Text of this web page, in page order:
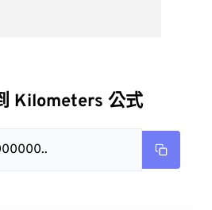
Kilometers 公式